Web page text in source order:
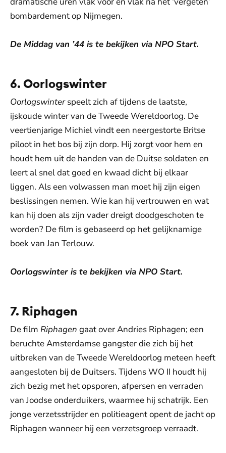
bombardement op Nijmegen.
De Middag van ’44 is te bekijken via NPO Start.
6. Oorlogswinter
Oorlogswinterspeelt zich af tijdens de laatste,
ijskoude winter van de Tweede Wereldoorlog. De
veertienjarige Michiel vindt een neergestorte Britse
piloot in het bos bij zijn dorp. Hij zorgt voor hem en
houdt hem uit de handen van de Duitse soldaten en
leert al snel dat goed en kwaad dicht bij elkaar
liggen. Als een volwassen man moet hij zijn eigen
beslissingen nemen. Wie kan hij vertrouwen en wat
kan hij doen als zijn vader dreigt doodgeschoten te
worden? De film is gebaseerd op het gelijknamige
boek van Jan Terlouw.
Oorlogswinter is te bekijken via NPO Start.
7. Riphagen
De film Riphagen gaat over Andries Riphagen; een
beruchte Amsterdamse gangster die zich bij het
uitbreken van de Tweede Wereldoorlog meteen heeft
aangesloten bij de Duitsers. Tijdens WO II houdt hij
zich bezig met het opsporen, afpersen en verraden
van Joodse onderduikers, waarmee hij schatrijk. Een
jonge verzetsstrijder en politieagent opent de jacht op
Riphagen wanneer hij een verzetsgroep verraadt.